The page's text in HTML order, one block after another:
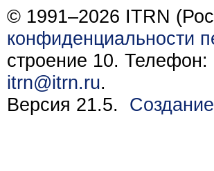
© 1991–2026 ITRN
конфиденциальности
строение 10.
itrn@itrn.ru.
Версия 21.5.